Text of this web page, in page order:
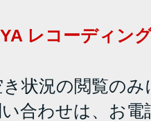
レコーディン
き状況の閲覧の
い合わせは、お